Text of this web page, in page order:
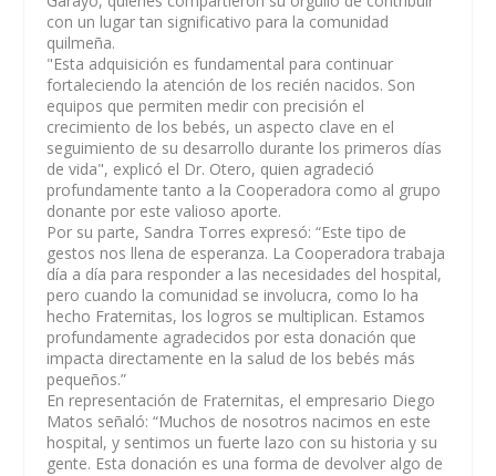
con un lugar tan significativo para la comunidad
quilmeña.
"Esta adquisición es fundamental para continuar
fortaleciendo la atención de los recién nacidos. Son
equipos que permiten medir con precisión el
crecimiento de los bebés, un aspecto clave en el
seguimiento de su desarrollo durante los primeros días
de vida", explicó el Dr. Otero, quien agradeció
profundamente tanto a la Cooperadora como al grupo
donante por este valioso aporte.
Por su parte, Sandra Torres expresó: “Este tipo de
gestos nos llena de esperanza. La Cooperadora trabaja
día a día para responder a las necesidades del hospital,
pero cuando la comunidad se involucra, como lo ha
hecho Fraternitas, los logros se multiplican. Estamos
profundamente agradecidos por esta donación que
impacta directamente en la salud de los bebés más
pequeños.”
En representación de Fraternitas, el empresario Diego
Matos señaló: “Muchos de nosotros nacimos en este
hospital, y sentimos un fuerte lazo con su historia y su
gente. Esta donación es una forma de devolver algo de